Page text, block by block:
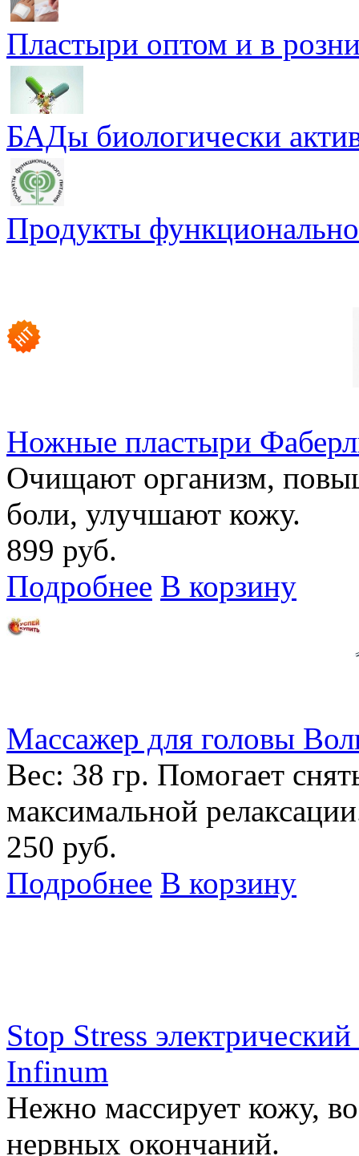
Пластыри оптом и в
БАДы биологически
Продукты
Ножные пластыри
Очищают организм,
боли, улучшают кожу.
899 руб.
Подробнее В корзину
Массажер для головы
Вес: 38 гр. Помогает
максимальной
250 руб.
Подробнее В корзину
Stop Stress
Infinum
Нежно массирует кожу,
нервных окончаний.